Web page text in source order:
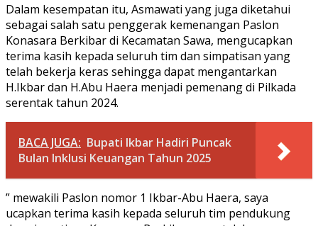
Dalam kesempatan itu, Asmawati yang juga diketahui
sebagai salah satu penggerak kemenangan Paslon
Konasara Berkibar di Kecamatan Sawa, mengucapkan
terima kasih kepada seluruh tim dan simpatisan yang
telah bekerja keras sehingga dapat mengantarkan
H.Ikbar dan H.Abu Haera menjadi pemenang di Pilkada
serentak tahun 2024.
BACA JUGA: Bupati Ikbar Hadiri Puncak
Bulan Inklusi Keuangan Tahun 2025
” mewakili Paslon nomor 1 Ikbar-Abu Haera, saya
ucapkan terima kasih kepada seluruh tim pendukung